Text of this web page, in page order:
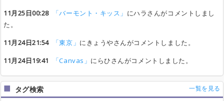
11月25日00:28
「バーモント・キッス」 にハラさんがコメントしまし
た。
11月24日21:54
「東京」 にきょうやさんがコメントしました。
11月24日19:41
「Canvas」 にらひさんがコメントしました。
タグ検索 一覧を見る